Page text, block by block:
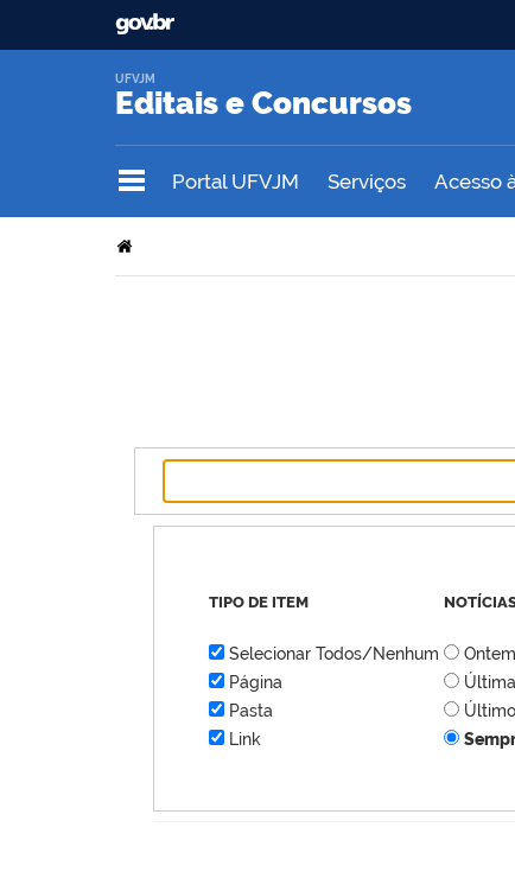
Editais e Concursos
UFVJM
Portal UFVJM Serviços Acesso
TIPO DE ITEM
Selecionar Todos/Nenhum
Página
Pasta
Link
Ontem